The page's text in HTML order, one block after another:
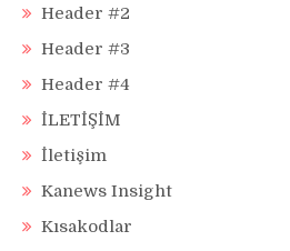
Header #2
Header #3
Header #4
İLETİŞİM
İletişim
Kanews Insight
Kısakodlar